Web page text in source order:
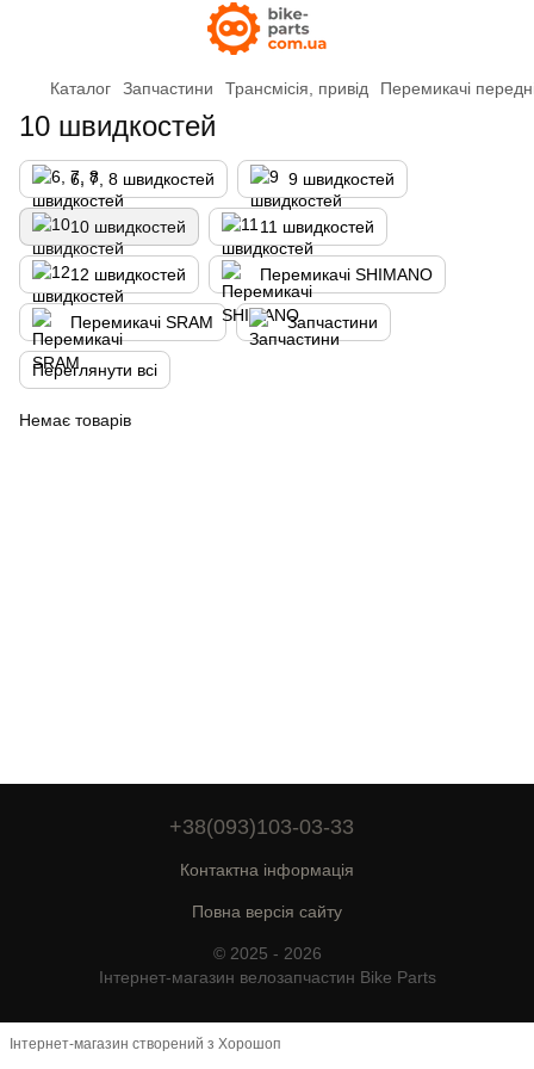
Каталог Запчастини Трансмісія, привід Перемикачі
10 швидкостей
6, 7, 8 швидкостей 9 швидкостей
10 швидкостей 11 швидкостей
12 швидкостей Перемикачі SHIMANO
Перемикачі SRAM Запчастини
Переглянути всі
Немає товарів
+38(093)103-03-33
Контактна інформація
Повна версія сайту
© 2025 - 2026
Інтернет-магазин велозапчастин Bike Parts
Інтернет-магазин створений з Хорошоп